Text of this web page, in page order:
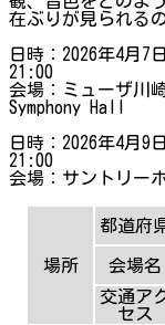
在ぶりが見られる
日時：2026年4月
21:00
会場：ミューザ川
Symphony Hall
日時：2026年4月
21:00
会場：サントリー
場所
都道府
会場名
交通ア
セス